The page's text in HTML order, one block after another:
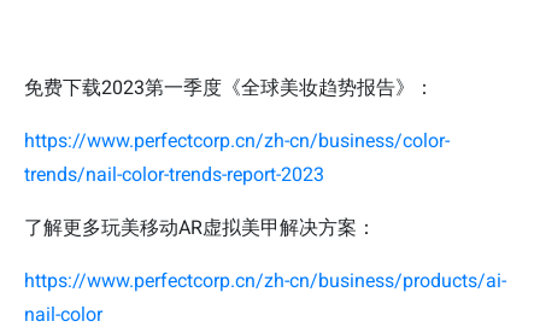
免费下载2023第一季度《全球美妆趋势报告》：
https://www.perfectcorp.cn/zh-cn/business/color-
trends/nail-color-trends-report-2023
了解更多玩美移动AR虚拟美甲解决方案：
https://www.perfectcorp.cn/zh-cn/business/products/ai-
nail-color